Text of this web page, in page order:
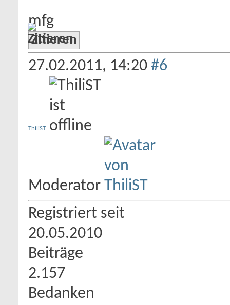
mfg
Zitieren
27.02.2011, 14:20 #6
ThiliST
Moderator
Registriert seit
20.05.2010
Beiträge
2.157
Bedanken